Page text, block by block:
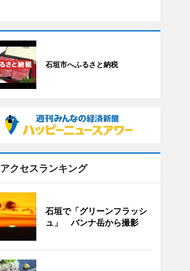
石垣市へふるさと納税
アクセスランキング
石垣で「グリーンフラッシ
ュ」 バンナ岳から撮影